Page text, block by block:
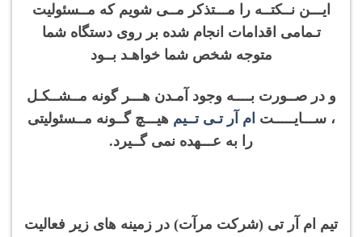
ایـــن نــکتــه را مـــتذکر مــی شویم که مــسئولیت
تـمامی اقدامات انجام شده بر روی دستگاه شما
متوجه شخص شما خواهـد بــود
و در صــورت بــــه وجود آمـدن هـــر گونه مــشــکـل
، ســـایـــــت ام آر تـی تــیم هیـــچ گــونه مــسئولیتی
را به عـــهده نمی گــیرد.
تیم ام آر تی (شرکت مرآت) در زمینه های زیر فعالیت